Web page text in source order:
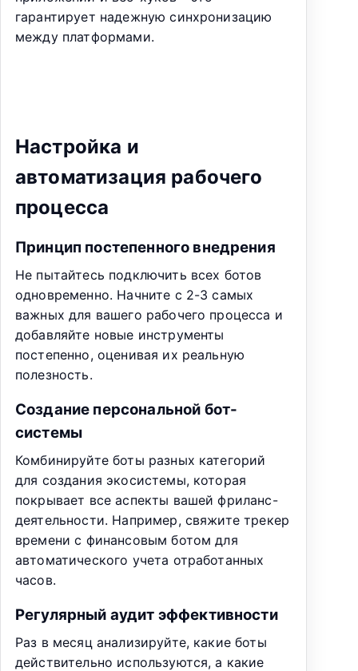
гарантирует надежную синхронизацию
между платформами.
Настройка и
автоматизация рабочего
процесса
Принцип постепенного внедрения
Не пытайтесь подключить всех ботов
одновременно. Начните с 2-3 самых
важных для вашего рабочего процесса и
добавляйте новые инструменты
постепенно, оценивая их реальную
полезность.
Создание персональной бот-
системы
Комбинируйте боты разных категорий
для создания экосистемы, которая
покрывает все аспекты вашей фриланс-
деятельности. Например, свяжите трекер
времени с финансовым ботом для
автоматического учета отработанных
часов.
Регулярный аудит эффективности
Раз в месяц анализируйте, какие боты
действительно используются, а какие